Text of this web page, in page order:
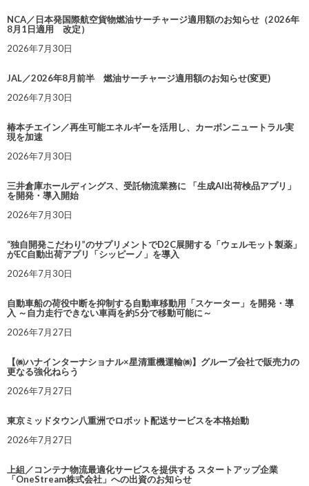
NCA／日本発国際航空貨物燃油サーチャージ適用額のお知らせ（2026年
8月1日適用 改定）
2026年7月30日
JAL／2026年8月前半 燃油サーチャージ適用額のお知らせ(変更)
2026年7月30日
椿本チエイン／再生可能エネルギーを活用し、カーボンニュートラル実
現を加速
2026年7月30日
三井倉庫ホールディングス、受託物流業務に 「生成AI出荷検品アプリ」
を開発・導入開始
2026年7月30日
“独自開発こだわり”のサプリメントでD2C展開する「ウェルモット製薬」
がEC自動出荷アプリ「シッピーノ」を導入
2026年7月30日
自動車船の荷役中断を抑制する自動車移動用「スケーター」を開発・導
入 ～自力走行できない車両を約5分で移動可能に～
2026年7月27日
【㈱ハナインターナショナル×星清重機運輸㈱】グループ会社で販売力の
更なる強化ねらう
2026年7月27日
東京ミッドタウン八重洲でロボット配送サービスを本格始動
2026年7月27日
上組／コンテナ物流最適化サービスを提供する スタートアップ企業
「OneStream株式会社」への出資のお知らせ